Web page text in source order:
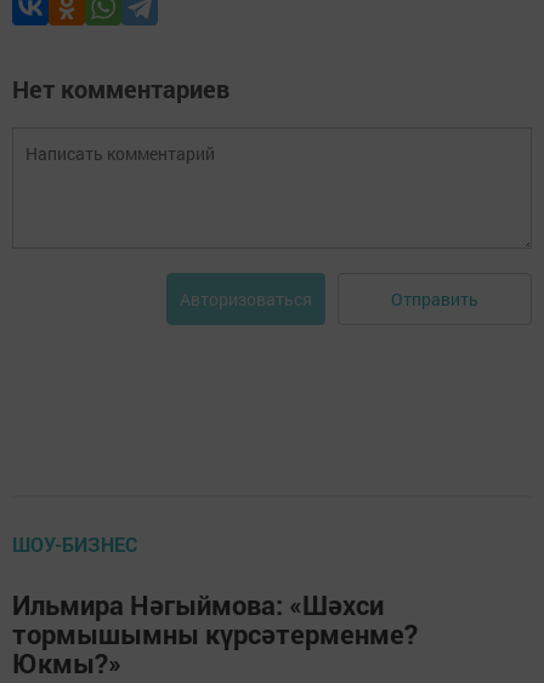
Нет комментариев
Авторизоваться Отправить
ШОУ-БИЗНЕС
Ильмира Нәгыймова: «Шәхси
тормышымны күрсәтерменме?
Юкмы?»